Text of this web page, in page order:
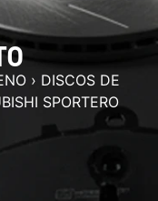
› DISCOS DE
SPORTERO